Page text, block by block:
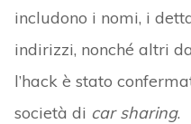
includono i nomi, i
indirizzi, nonché altri
l’hack è stato
società di car sharing.